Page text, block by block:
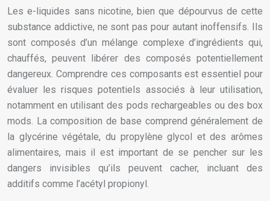
Les e-liquides sans nicotine, bien que dépourvus de cette
substance addictive, ne sont pas pour autant inoffensifs. Ils
sont composés d’un mélange complexe d’ingrédients qui,
chauffés, peuvent libérer des composés potentiellement
dangereux. Comprendre ces composants est essentiel pour
évaluer les risques potentiels associés à leur utilisation,
notamment en utilisant des pods rechargeables ou des box
mods. La composition de base comprend généralement de
la glycérine végétale, du propylène glycol et des arômes
alimentaires, mais il est important de se pencher sur les
dangers invisibles qu’ils peuvent cacher, incluant des
additifs comme l’acétyl propionyl.